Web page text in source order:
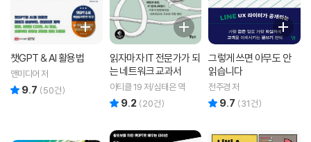
챗GPT & AI 활용법
앤미디어 저
9.7 (50건)
읽자마자 IT 전문가가 되
는 네트워크 교과서
아티클 19 저/심태은 역
9.2 (20건)
그렇게 쓰면 아무도 안
읽습니다
전주경 저
9.7 (31건)